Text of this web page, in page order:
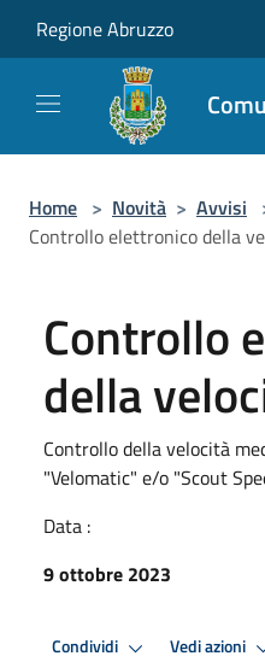
Regione Abruzzo
Home > Novità > Avvisi
Controllo elettronico della
Controllo
della
Controllo della velocità
"Velomatic" e/o "Scout
Data :
9 ottobre 2023
Condividi Vedi azioni